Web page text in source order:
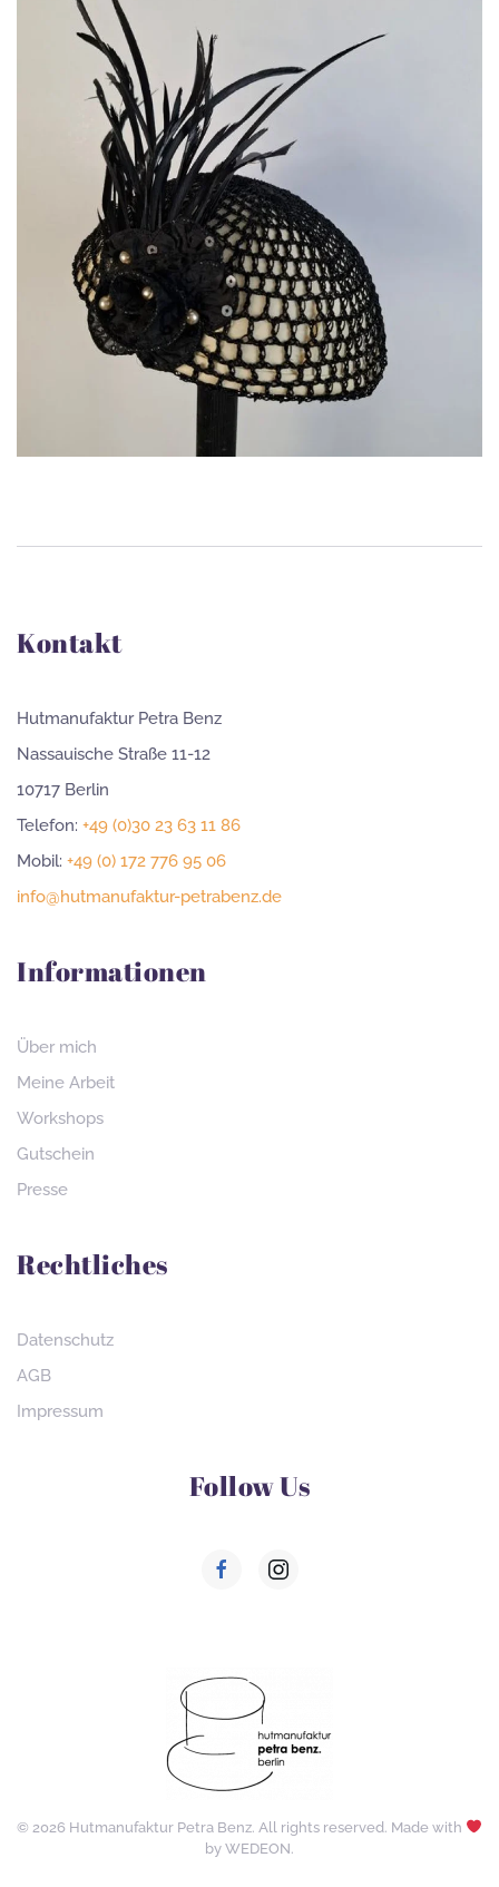
Kontakt
Hutmanufaktur Petra Benz
Nassauische Straße 11-12
10717 Berlin
Telefon: +49 (0)30 23 63 11 86
Mobil: +49 (0) 172 776 95 06
info@hutmanufaktur-petrabenz.de
Informationen
Über mich
Meine Arbeit
Workshops
Gutschein
Presse
Rechtliches
Datenschutz
AGB
Impressum
Follow Us
©2026 Hutmanufaktur Petra Benz. All rights reserved. Made with
by WEDEON.